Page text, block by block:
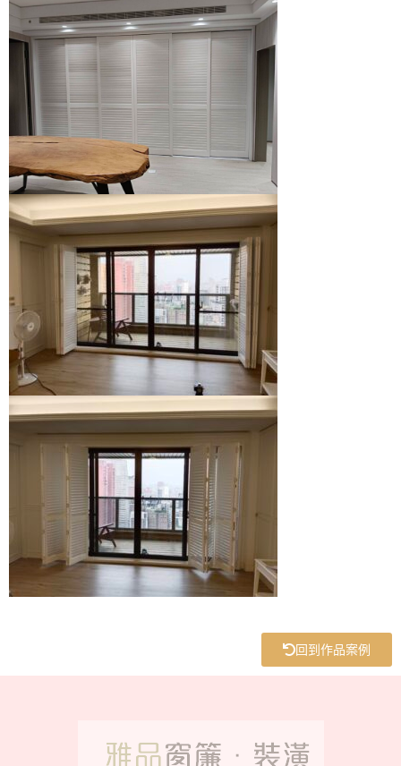
回到作品案例